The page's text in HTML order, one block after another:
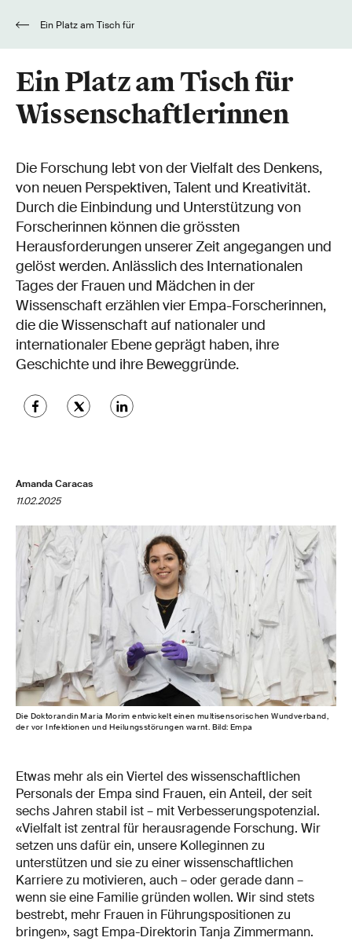
Ein Platz am Tisch für
Wissenschaftlerinnen
Die Forschung lebt von der Vielfalt des Denkens,
von neuen Perspektiven, Talent und Kreativität.
Durch die Einbindung und Unterstützung von
Forscherinnen können die grössten
Herausforderungen unserer Zeit angegangen und
gelöst werden. Anlässlich des Internationalen
Tages der Frauen und Mädchen in der
Wissenschaft erzählen vier Empa-Forscherinnen,
die die Wissenschaft auf nationaler und
internationaler Ebene geprägt haben, ihre
Geschichte und ihre Beweggründe.
Amanda Caracas
11.02.2025
Die Doktorandin Maria Morim entwickelt einen multisensorischen Wundverband,
der vor Infektionen und Heilungsstörungen warnt. Bild: Empa
Etwas mehr als ein Viertel des wissenschaftlichen
Personals der Empa sind Frauen, ein Anteil, der seit
sechs Jahren stabil ist – mit Verbesserungspotenzial.
«Vielfalt ist zentral für herausragende Forschung. Wir
setzen uns dafür ein, unsere Kolleginnen zu
unterstützen und sie zu einer wissenschaftlichen
Karriere zu motivieren, auch – oder gerade dann –
wenn sie eine Familie gründen wollen. Wir sind stets
bestrebt, mehr Frauen in Führungspositionen zu
bringen», sagt Empa-Direktorin Tanja Zimmermann.